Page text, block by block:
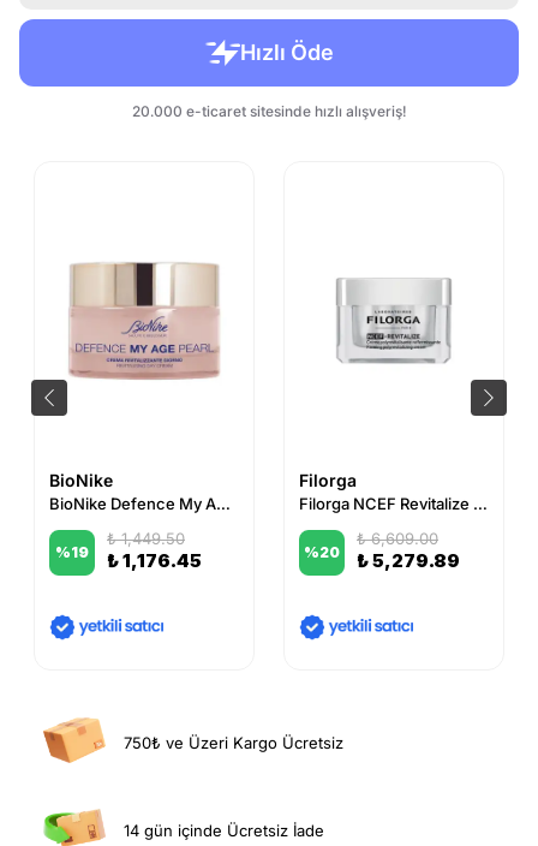
BioNike
BioNike Defence My Age Pearl Revitalising Day Cream 50 ml
%19
₺ 1,449.50
₺ 1,176.45
Filorga
Filorga NCEF Revitalize Yaşlanma Karşıtı Krem 50 ml
%20
₺ 6,609.00
₺ 5,279.89
750₺ ve Üzeri Kargo Ücretsiz
14 gün içinde Ücretsiz İade